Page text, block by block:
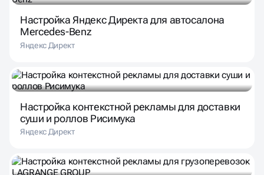
Настройка Яндекс Директа для автосалона
Mercedes-Benz
Яндекс Директ
Настройка контекстной рекламы для доставки
суши и роллов Рисимука
Яндекс Директ